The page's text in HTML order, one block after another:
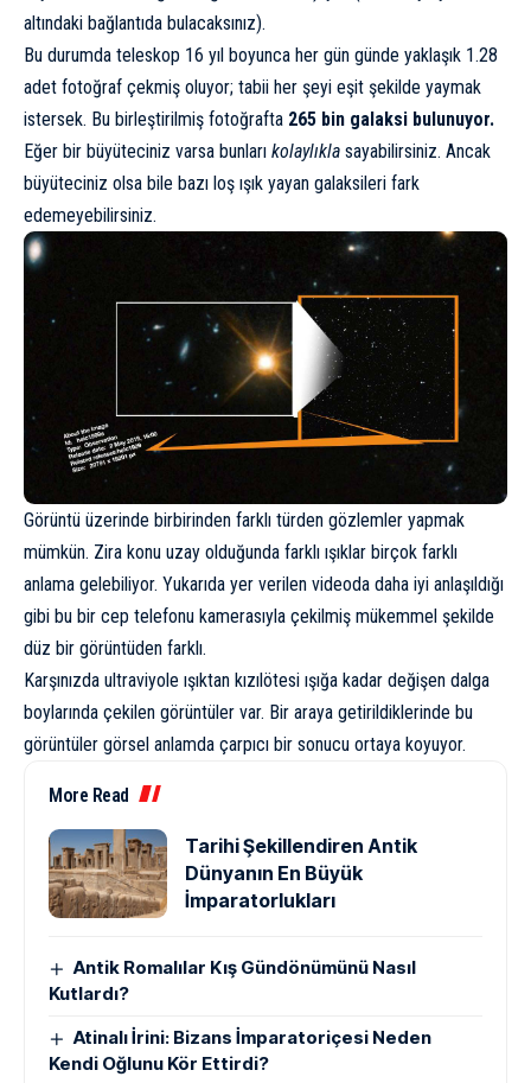
altındaki bağlantıda bulacaksınız).
Bu durumda teleskop 16 yıl boyunca her gün günde yaklaşık 1.28
adet fotoğraf çekmiş oluyor; tabii her şeyi eşit şekilde yaymak
istersek. Bu birleştirilmiş fotoğrafta 265 bin galaksi bulunuyor.
Eğer bir büyüteciniz varsa bunları kolaylıkla sayabilirsiniz. Ancak
büyüteciniz olsa bile bazı loş ışık yayan galaksileri fark
edemeyebilirsiniz.
Görüntü üzerinde birbirinden farklı türden gözlemler yapmak
mümkün. Zira konu uzay olduğunda farklı ışıklar birçok farklı
anlama gelebiliyor. Yukarıda yer verilen videoda daha iyi anlaşıldığı
gibi bu bir cep telefonu kamerasıyla çekilmiş mükemmel şekilde
düz bir görüntüden farklı.
Karşınızda ultraviyole ışıktan kızılötesi ışığa kadar değişen dalga
boylarında çekilen görüntüler var. Bir araya getirildiklerinde bu
görüntüler görsel anlamda çarpıcı bir sonucu ortaya koyuyor.
More Read
Tarihi Şekillendiren Antik
Dünyanın En Büyük
İmparatorlukları
Antik Romalılar Kış Gündönümünü Nasıl
Kutlardı?
Atinalı İrini: Bizans İmparatoriçesi Neden
Kendi Oğlunu Kör Ettirdi?